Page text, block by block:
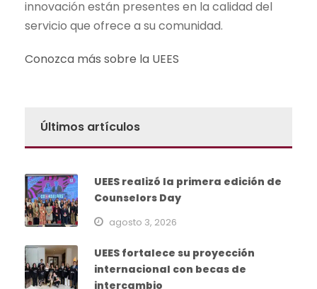
innovación están presentes en la calidad del
servicio que ofrece a su comunidad.
Conozca más sobre la UEES
Últimos artículos
UEES realizó la primera edición de
Counselors Day
agosto 3, 2026
UEES fortalece su proyección
internacional con becas de
intercambio